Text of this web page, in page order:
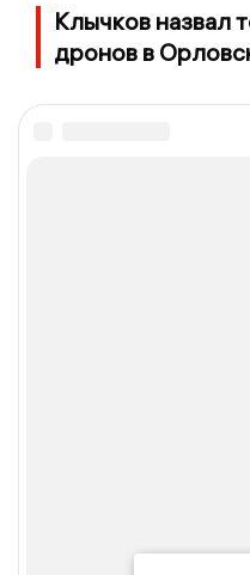
Клычков назвал
дронов в